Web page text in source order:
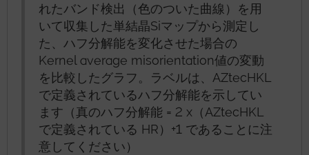
れたバンド検出（色のついた曲線）を用
いて収集した単結晶Siマップから測定し
た、ハフ分解能を変化させた場合の
Kernel average misorientation値の変動
を比較したグラフ。ラベルは、AZtecHKL
で定義されているハフ分解能を示してい
ます（真のハフ分解能 = 2 x（AZtecHKL
で定義されている HR）+1 であることに注
意してください）